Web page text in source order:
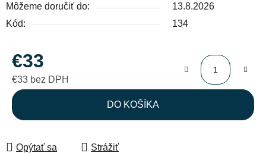
Môžeme doručiť do:
13.8.2026
Kód:
134
€33
€33 bez DPH
Jednotková cena:
DO KOŠÍKA
Opýtať sa Strážiť